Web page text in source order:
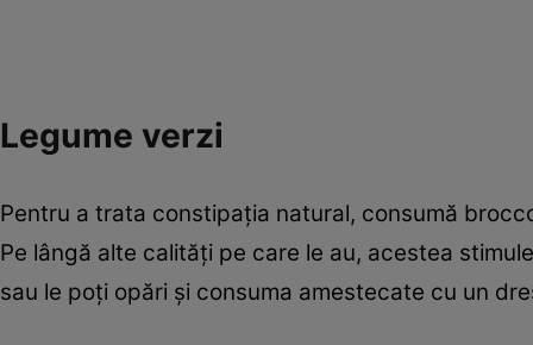
Legume verzi
Pentru a trata constipația natural, consumă
Pe lângă alte calități pe care le au, acestea
sau le poți opări și consuma amestecate cu un